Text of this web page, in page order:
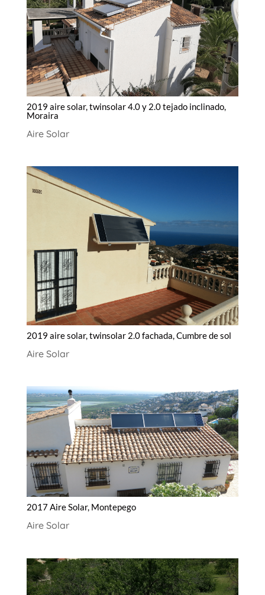
2019 aire solar, twinsolar 4.0 y 2.0 tejado inclinado,
Moraira
Aire Solar
2019 aire solar, twinsolar 2.0 fachada, Cumbre de sol
Aire Solar
2017 Aire Solar, Montepego
Aire Solar